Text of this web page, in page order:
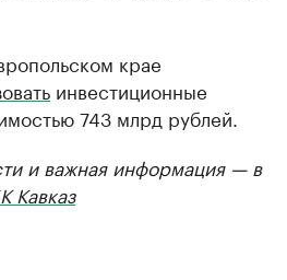
крае
инвестиционные
743 млрд рублей.
и важная информация — в
Кавказ